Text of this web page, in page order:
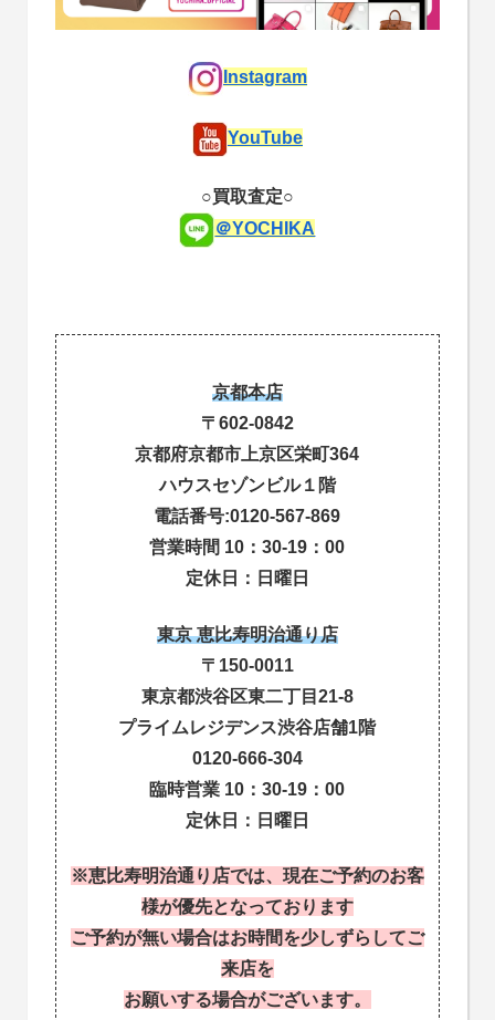
Instagram
YouTube
○買取査定○
＠YOCHIKA
京都本店
〒602-0842
京都府京都市上京区栄町364
ハウスセゾンビル１階
電話番号:0120-567-869
営業時間 10：30-19：00
定休日：日曜日
東京 恵比寿明治通り店
〒150-0011
東京都渋谷区東二丁目21-8
プライムレジデンス渋谷店舗1階
0120-666-304
臨時営業 10：30-19：00
定休日：日曜日
※恵比寿明治通り店では、現在ご予約のお客
様が優先となっております
ご予約が無い場合はお時間を少しずらしてご
来店を
お願いする場合がございます。